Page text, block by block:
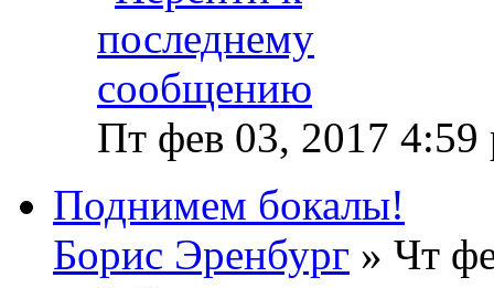
Пт фев 03, 2017 4:59
Поднимем бокалы!
Борис Эренбург » Чт